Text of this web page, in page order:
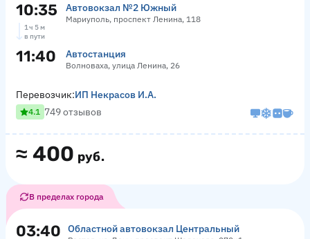
10:35 Автовокзал №2 Южный
Мариуполь, проспект Ленина, 118
1 ч 5 м
в пути
11:40 Автостанция
Волноваха, улица Ленина, 26
≈ 400 руб.
Перевозчик:ИП Некрасов И.А.
4.1 749 отзывов
В пределах города
03:40 Областной автовокзал Центральный